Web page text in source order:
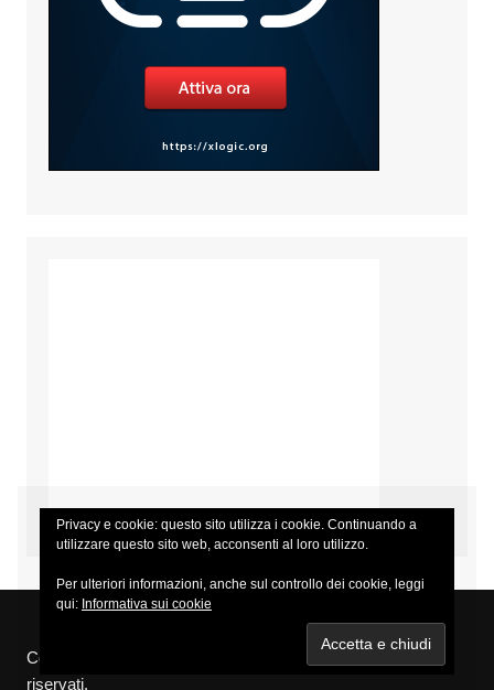
Privacy e cookie: questo sito utilizza i cookie. Continuando a
utilizzare questo sito web, acconsenti al loro utilizzo.
Per ulteriori informazioni, anche sul controllo dei cookie, leggi
qui: Informativa sui cookie
Copyright © 2026 Eventi Concerti Festival. Tutti i diritti
riservati.